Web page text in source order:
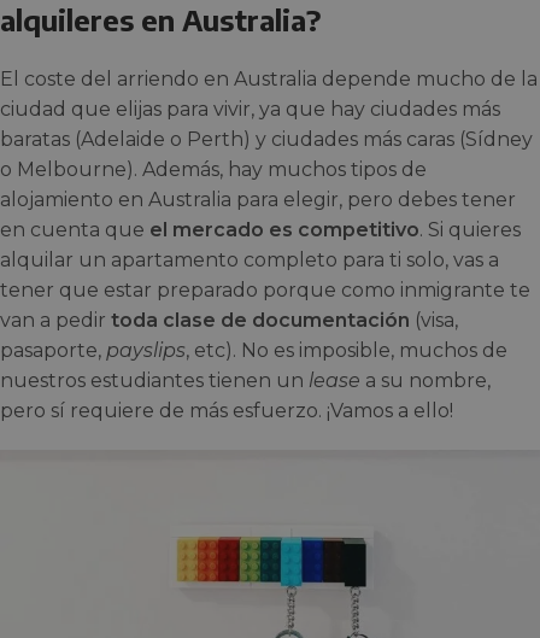
alquileres en Australia?
El coste del arriendo en Australia depende mucho de la
ciudad que elijas para vivir, ya que hay ciudades más
baratas (Adelaide o Perth) y ciudades más caras (Sídney
o Melbourne). Además, hay muchos tipos de
alojamiento en Australia para elegir, pero debes tener
en cuenta que el mercado es competitivo. Si quieres
alquilar un apartamento completo para ti solo, vas a
tener que estar preparado porque como inmigrante te
van a pedir toda clase de documentación (visa,
pasaporte, payslips, etc). No es imposible, muchos de
nuestros estudiantes tienen un lease a su nombre,
pero sí requiere de más esfuerzo. ¡Vamos a ello!